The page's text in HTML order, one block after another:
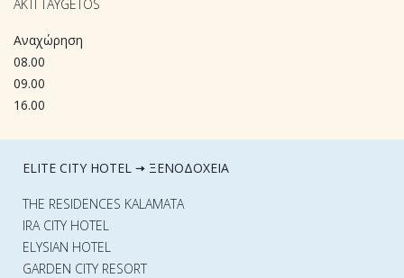
AKTI TAYGETOS
Αναχώρηση
08.00
09.00
16.00
ELITE CITY HOTEL 🠆 ΞΕΝΟΔΟΧΕΙΑ
THE RESIDENCES KALAMATA
IRA CITY HOTEL
ELYSIAN HOTEL
GARDEN CITY RESORT